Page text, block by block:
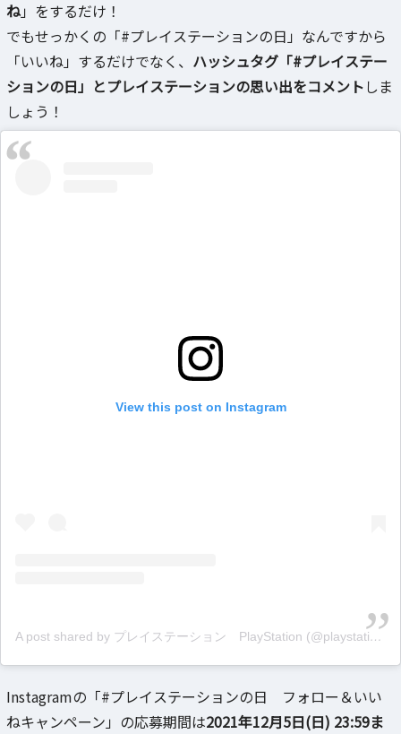
ね」をするだけ！
でもせっかくの「#プレイステーションの日」なんですから
「いいね」するだけでなく、 ハッシュタグ「#プレイステー
ションの日」とプレイステーションの思い出をコメントしま
しょう！
View this post on Instagram
A post shared by プレイステーション PlayStation (@playstation_jp)
Instagramの「#プレイステーションの日 フォロー＆いい
ねキャンペーン」の応募期間は2021年12月5日(日) 23:59ま